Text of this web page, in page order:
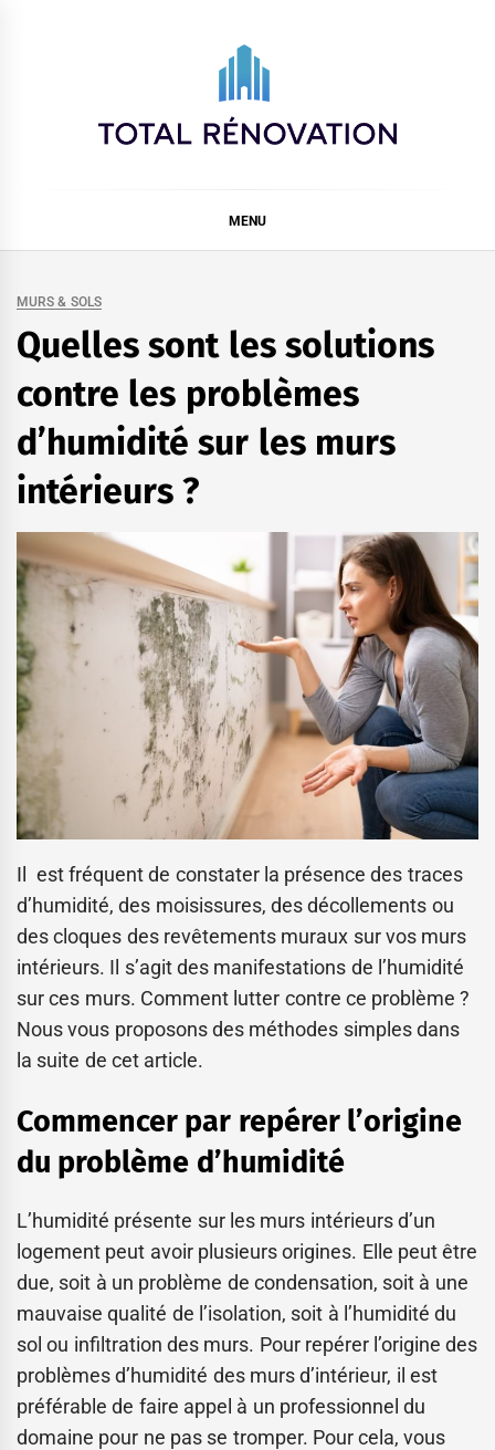
MENU
MURS & SOLS
Quelles sont les solutions
contre les problèmes
d’humidité sur les murs
intérieurs ?
Il est fréquent de constater la présence des traces
d’humidité, des moisissures, des décollements ou
des cloques des revêtements muraux sur vos murs
intérieurs. Il s’agit des manifestations de l’humidité
sur ces murs. Comment lutter contre ce problème ?
Nous vous proposons des méthodes simples dans
la suite de cet article.
Commencer par repérer l’origine
du problème d’humidité
L’humidité présente sur les murs intérieurs d’un
logement peut avoir plusieurs origines. Elle peut être
due, soit à un problème de condensation, soit à une
mauvaise qualité de l’isolation, soit à l’humidité du
sol ou infiltration des murs. Pour repérer l’origine des
problèmes d’humidité des murs d’intérieur, il est
préférable de faire appel à un professionnel du
domaine pour ne pas se tromper. Pour cela, vous